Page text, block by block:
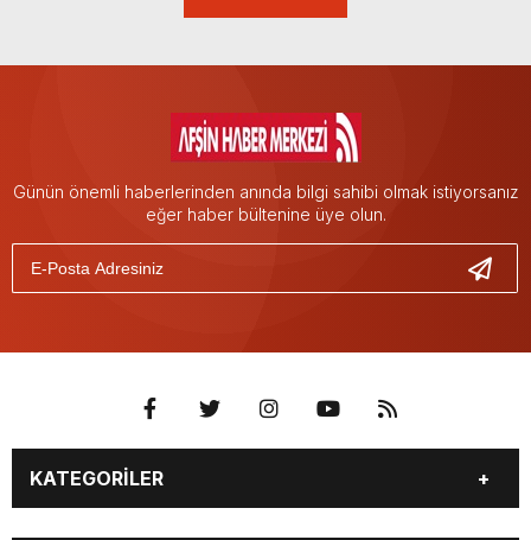
Günün önemli haberlerinden anında bilgi sahibi olmak istiyorsanız
eğer haber bültenine üye olun.
KATEGORİLER